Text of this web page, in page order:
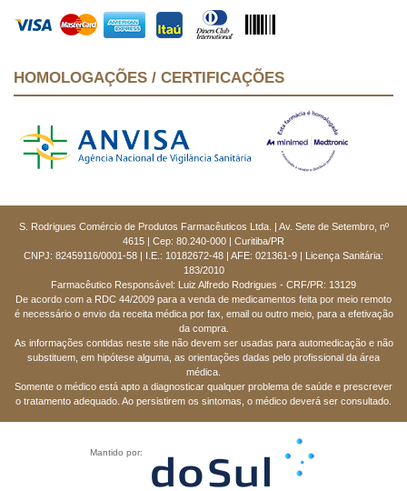
HOMOLOGAÇÕES / CERTIFICAÇÕES
S. Rodrigues Comércio de Produtos Farmacêuticos Ltda. | Av. Sete de Setembro, nº
4615 | Cep: 80.240-000 | Curitiba/PR
CNPJ: 82459116/0001-58 | I.E.: 10182672-48 | AFE: 021361-9 | Licença Sanitária:
183/2010
Farmacêutico Responsável: Luiz Alfredo Rodrigues - CRF/PR: 13129
De acordo com a RDC 44/2009 para a venda de medicamentos feita por meio remoto
é necessário o envio da receita médica por fax, email ou outro meio, para a efetivação
da compra.
As informações contidas neste site não devem ser usadas para automedicação e não
substituem, em hipótese alguma, as orientações dadas pelo profissional da área
médica.
Somente o médico está apto a diagnosticar qualquer problema de saúde e prescrever
o tratamento adequado. Ao persistirem os sintomas, o médico deverá ser consultado.
Mantido por: